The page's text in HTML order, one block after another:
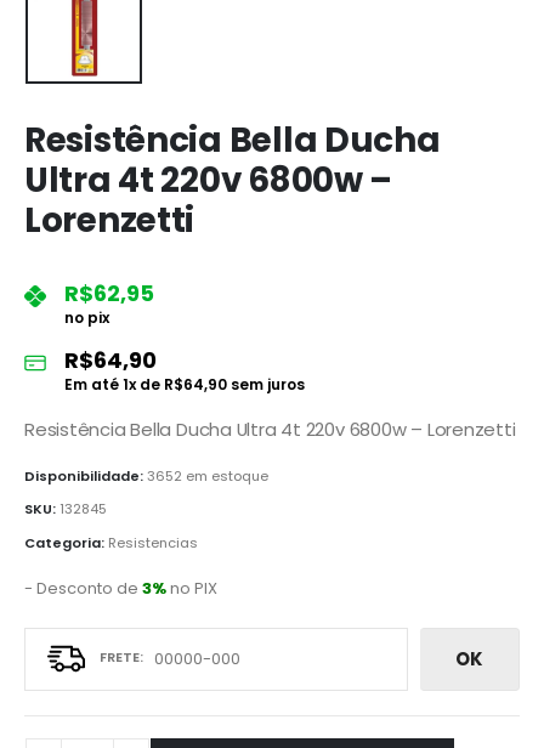
Resistência Bella Ducha
Ultra 4t 220v 6800w –
Lorenzetti
R$62,95
no pix
R$64,90
Em até1x de R$64,90 sem juros
Resistência Bella Ducha Ultra 4t 220v 6800w – Lorenzetti
Disponibilidade:3652 em estoque
SKU: 132845
Categoria: Resistencias
- Desconto de 3%no PIX
OK